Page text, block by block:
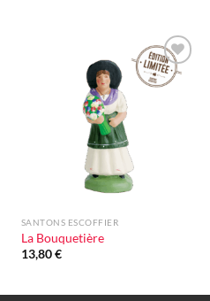
Ajouter
à la liste
SANTONS ESCOFFIER
La Bouquetière
13,80€